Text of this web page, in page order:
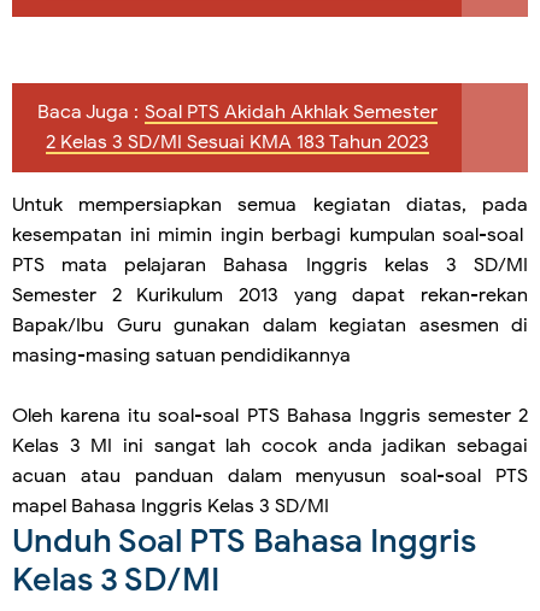
Baca Juga : Soal PTS Akidah Akhlak Semester
2 Kelas 3 SD/MI Sesuai KMA 183 Tahun 2023
Untuk mempersiapkan semua kegiatan diatas, pada
kesempatan ini mimin ingin berbagi kumpulan soal-soal
PTS mata pelajaran Bahasa Inggris kelas 3 SD/MI
Semester 2 Kurikulum 2013 yang dapat rekan-rekan
Bapak/Ibu Guru gunakan dalam kegiatan asesmen di
masing-masing satuan pendidikannya
Oleh karena itu soal-soal PTS Bahasa Inggris semester 2
Kelas 3 MI ini sangat lah cocok anda jadikan sebagai
acuan atau panduan dalam menyusun soal-soal PTS
mapel Bahasa Inggris Kelas 3 SD/MI
Unduh Soal PTS Bahasa Inggris
Kelas 3 SD/MI